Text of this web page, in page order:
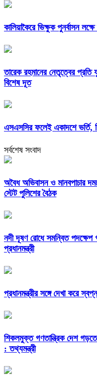
কালিয়াকৈরে ভিক্ষুক পুনর্বাসন
তারেক রহমানের নেতৃত্বের প্রতি
বিশেষ দূত
এসএসসির ফলেই একাদশে ভর্তি,
সর্বশেষ সংবাদ
অবৈধ অভিবাসন ও মানবপাচার
স্টেট পুলিশের বৈঠক
নদী দূষণ রোধে সমন্বিত
প্রধানমন্ত্রী
প্রধানমন্ত্রীর সঙ্গে দেখা করে
শিকলমুক্ত গণতান্ত্রিক দেশ গড়তে
: তথ্যমন্ত্রী